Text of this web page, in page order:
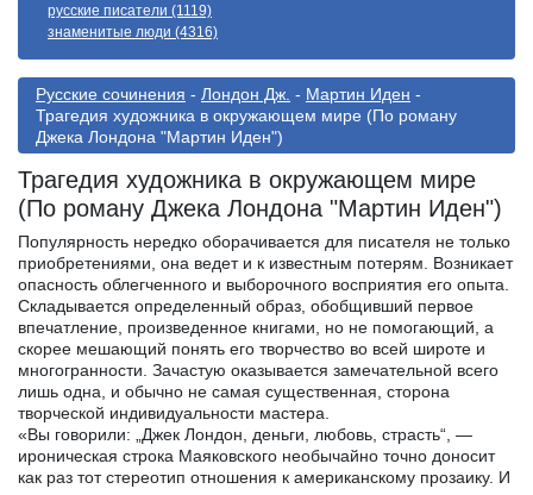
русские писатели (1119)
знаменитые люди (4316)
Русские сочинения - Лондон Дж. - Мартин Иден -
Трагедия художника в окружающем мире (По роману
Джека Лондона "Мартин Иден")
Трагедия художника в окружающем мире
(По роману Джека Лондона "Мартин Иден")
Популярность нередко оборачивается для писателя не только
приобретениями, она ведет и к известным потерям. Возникает
опасность облегченного и выборочного восприятия его опыта.
Складывается определенный образ, обобщивший первое
впечатление, произведенное книгами, но не помогающий, а
скорее мешающий понять его творчество во всей широте и
многогранности. Зачастую оказывается замечательной всего
лишь одна, и обычно не самая существенная, сторона
творческой индивидуальности мастера.
«Вы говорили: „Джек Лондон, деньги, любовь, страсть“, —
ироническая строка Маяковского необычайно точно доносит
как раз тот стереотип отношения к американскому прозаику. И